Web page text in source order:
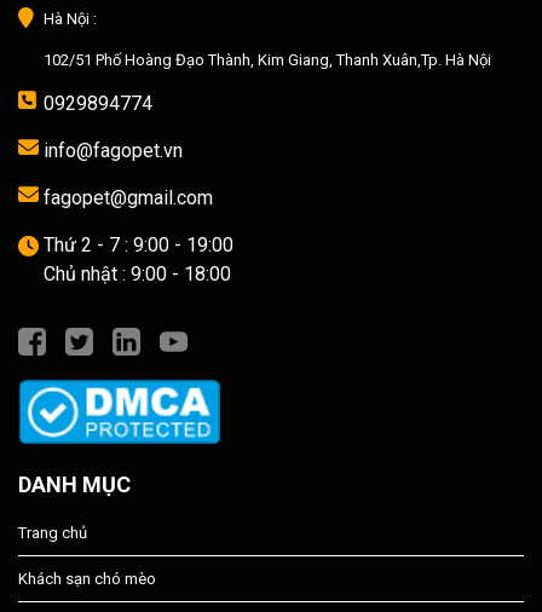
Hà Nội :
102/51 Phố Hoàng Đạo Thành, Kim Giang, Thanh Xuân,Tp. Hà Nội
0929894774
info@fagopet.vn
fagopet@gmail.com
Thứ 2 - 7 : 9:00 - 19:00
Chủ nhật : 9:00 - 18:00
DANH MỤC
Trang chủ
Khách sạn chó mèo